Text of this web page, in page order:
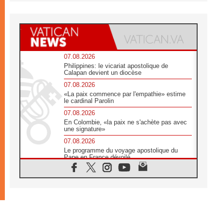
07.08.2026
Philippines: le vicariat apostolique de
Calapan devient un diocèse
07.08.2026
«La paix commence par l'empathie» estime
le cardinal Parolin
07.08.2026
En Colombie, «la paix ne s'achète pas avec
une signature»
07.08.2026
Le programme du voyage apostolique du
Pape en France dévoilé
07.08.2026
1ère Conférence continentale sur l'éducation